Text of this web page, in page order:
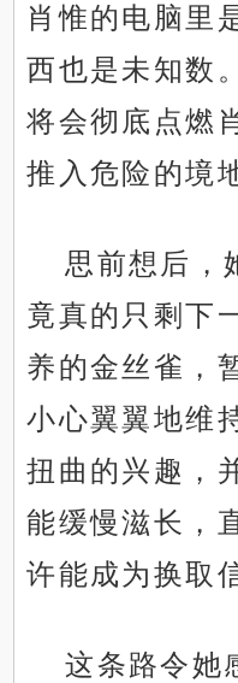
肖惟的电脑里
西也是未知数
将会彻底点燃
推入危险的境
思前想后，
竟真的只剩下
养的金丝雀，
小心翼翼地维
扭曲的兴趣，
能缓慢滋长，
许能成为换取
这条路令她